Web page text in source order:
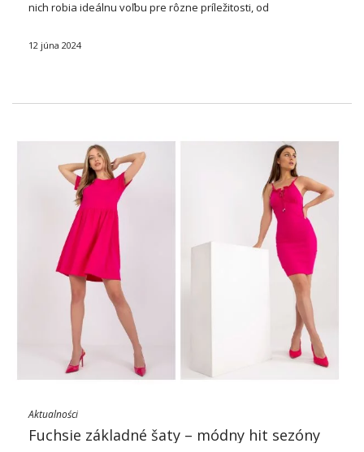
nich robia ideálnu voľbu pre rôzne príležitosti, od
Kvetinové vzory dodávajú oblečeniu ľahkosť a …
12 júna 2024
Aktualności
Fuchsie základné šaty – módny hit sezóny